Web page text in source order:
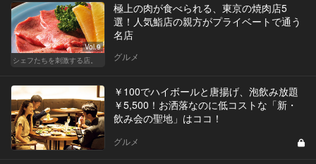
Vol.9
シェフたちを刺激する店。
極上の肉が食べられる、東京の焼肉店5
選！人気鮨店の親方がプライベートで通う
名店
グルメ
￥100でハイボールと唐揚げ、泡飲み放題
￥5,500！お洒落なのに低コストな「新・
飲み会の聖地」はココ！
グルメ